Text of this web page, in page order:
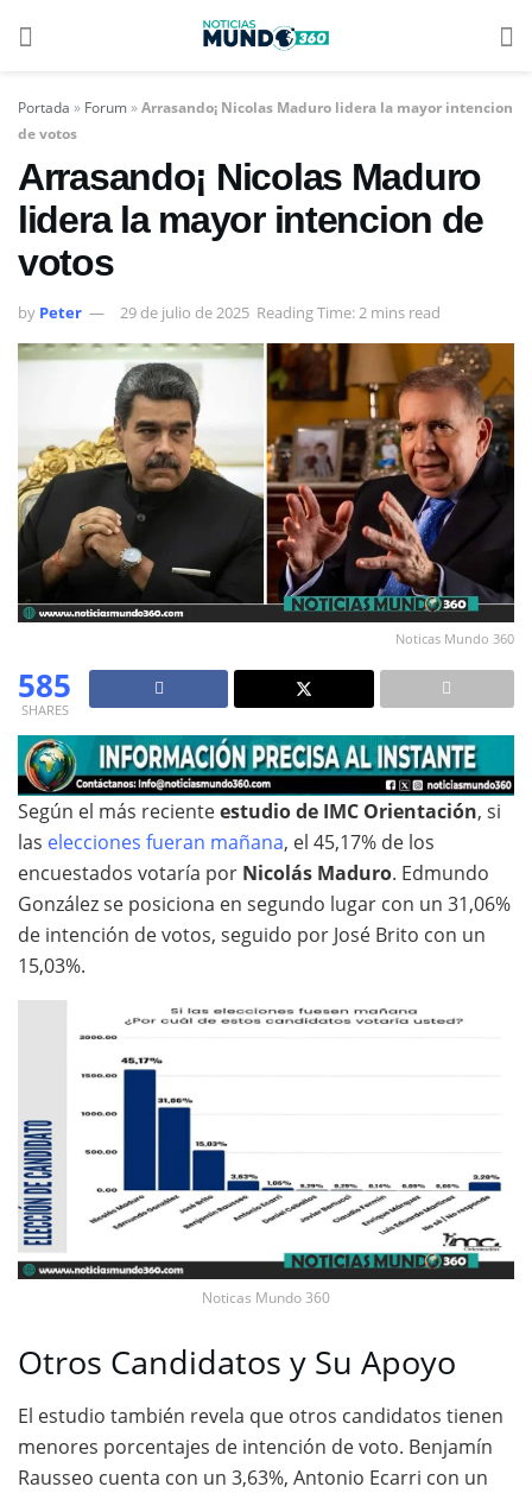
Portada » Forum»Arrasando¡ Nicolas Maduro lidera la mayor intencion
de votos
Arrasando¡ Nicolas Maduro
lidera la mayor intencion de
votos
by Peter 29 de julio de 2025 Reading Time: 2 mins read
Noticas Mundo 360
585
SHARES
Según el más recienteestudio de IMC Orientación, si
las elecciones fueran mañana, el 45,17% de los
encuestados votaría por Nicolás Maduro. Edmundo
González se posiciona en segundo lugar con un 31,06%
de intención de votos, seguido por José Brito con un
15,03%.
Noticas Mundo 360
Otros Candidatos y Su Apoyo
El estudio también revela que otros candidatos tienen
menores porcentajes de intención de voto. Benjamín
Rausseo cuenta con un 3,63%, Antonio Ecarri con un